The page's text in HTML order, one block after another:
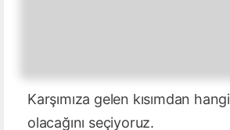
Karşımıza gelen kısımdan
olacağını seçiyoruz.